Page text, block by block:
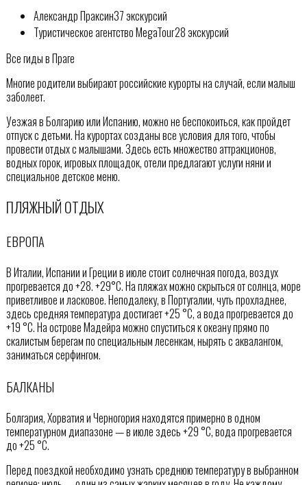
Александр Праксин37 экскурсий
Туристическое агентство MegaTour28 экскурсий
Все гиды в Праге
Многие родители выбирают российские курорты на случай, если малыш
заболеет.
Уезжая в Болгарию или Испанию, можно не беспокоиться, как пройдет
отпуск с детьми. На курортах созданы все условия для того, чтобы
провести отдых с малышами. Здесь есть множество аттракционов,
водных горок, игровых площадок, отели предлагают услуги няни и
специальное детское меню.
ПЛЯЖНЫЙ ОТДЫХ
ЕВРОПА
В Италии, Испании и Греции в июле стоит солнечная погода, воздух
прогревается до +28. +29°С. На пляжах можно скрыться от солнца, море
приветливое и ласковое. Неподалеку, в Португалии, чуть прохладнее,
здесь средняя температура достигает +25 °C, а вода прогревается до
+19 °C. На острове Мадейра можно спуститься к океану прямо по
скалистым берегам по специальным лесенкам, нырять с аквалангом,
заниматься серфингом.
БАЛКАНЫ
Болгария, Хорватия и Черногория находятся примерно в одном
температурном диапазоне — в июле здесь +29 °C, вода прогревается
до +25 °C.
Перед поездкой необходимо узнать среднюю температуру в выбранном